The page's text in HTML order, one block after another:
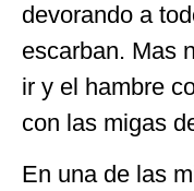
devorando a
escarban. Mas
ir y el hambre
con las migas
En una de las